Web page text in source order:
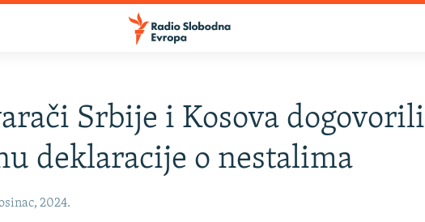
Srbije i Kosova dogovorili
deklaracije o nestalima
2024.